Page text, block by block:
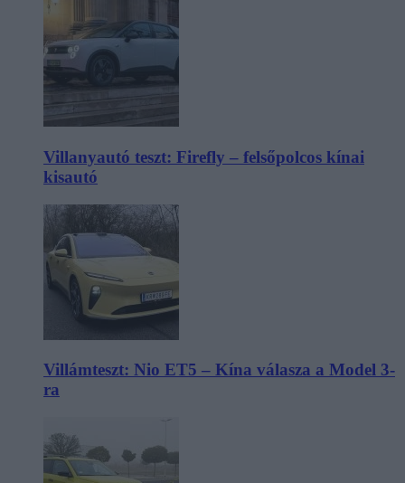
Villanyautó teszt: Firefly – felsőpolcos kínai
kisautó
Villámteszt: Nio ET5 – Kína válasza a Model 3-
ra